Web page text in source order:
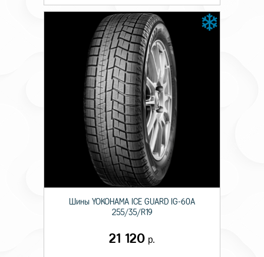
Шины YOKOHAMA ICE GUARD IG-60A
255/35/R19
21 120 р.